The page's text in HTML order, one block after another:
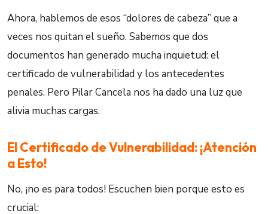
Ahora, hablemos de esos “dolores de cabeza” que a
veces nos quitan el sueño. Sabemos que dos
documentos han generado mucha inquietud: el
certificado de vulnerabilidad y los antecedentes
penales. Pero Pilar Cancela nos ha dado una luz que
alivia muchas cargas.
El Certificado de Vulnerabilidad: ¡Atención
a Esto!
No, ¡no es para todos! Escuchen bien porque esto es
crucial: